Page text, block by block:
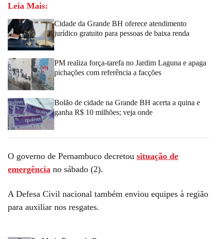
Leia Mais:
Cidade da Grande BH oferece atendimento
jurídico gratuito para pessoas de baixa renda
PM realiza força-tarefa no Jardim Laguna e apaga
pichações com referência a facções
Bolão de cidade na Grande BH acerta a quina e
ganha R$ 10 milhões; veja onde
O governo de Pernambuco decretou situação de
emergência no sábado (2).
A Defesa Civil nacional também enviou equipes à região
para auxiliar nos resgates.